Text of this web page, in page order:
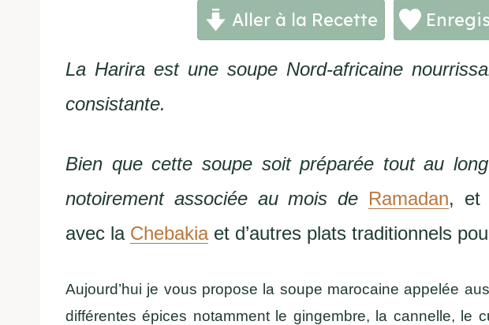
Aller à la Recette
La Harira est une soupe Nord-africaine
consistante.
Bien que cette soupe soit préparée tout au
notoirement associée au mois de Ramadan, et
avec la Chebakiaet d’autres plats traditionnels
Aujourd’hui je vous propose la soupe marocaine appelée
différentes épices notamment le gingembre, la cannelle, le